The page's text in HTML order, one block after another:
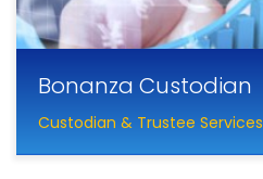
Bonanza Custodian
Custodian & Trustee Services